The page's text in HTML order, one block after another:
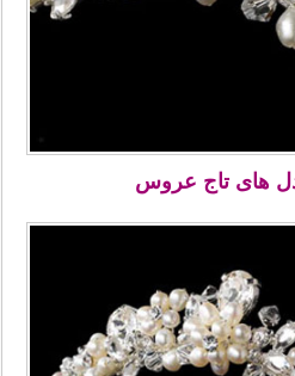
های تاج عروس